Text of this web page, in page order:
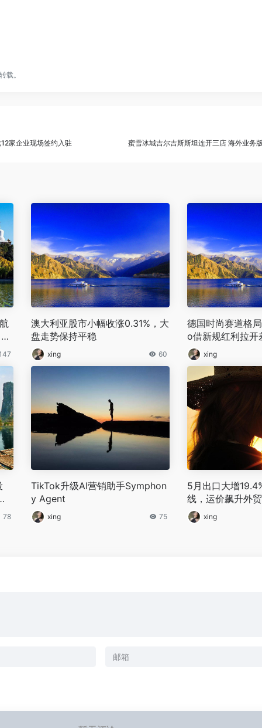
载。
家企业现场签约入驻 蜜雪冰城吉尔吉斯斯坦连开三店 海外业务
澳大利亚股市小幅收涨0.31%，大
盘走势保持平稳
xing 60
德国时尚赛道格
o借新规红利拉开
逻辑已更新
xing
78
TikTok升级AI营销助手Symphon
y Agent
xing 75
5月出口大增
线，运价飙升外
xing